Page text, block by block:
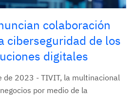
colaboración
ciberseguridad de los
digitales
de 2023 - TIVIT, la multinacional
por medio de la